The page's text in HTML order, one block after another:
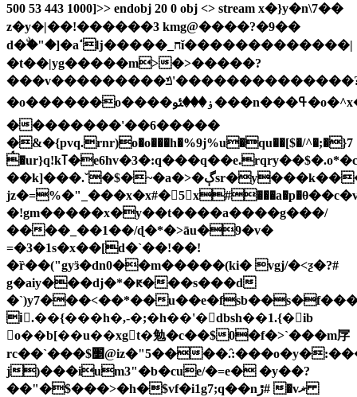
500 53 443 1000]>> endobj 20 0 obj <> stream x�}y�n\7��
z�y�|��!������3 kmg@����?�9��
d�ۨ�"�]�aߵǉ�����_חǐ�������������|
�t��|yg�����m>�>�����?
���v���������ݿ'��������������?
�o������o����ۏ���ﯯ���n���ߟ�ο�^x������k�������w���x=�,hc{_���^�ׇ˗�����?
��������'��6�����
�͔&�{pvq.rnr)o�o���h�%9j%u�qu��[$�/^�;�}7
�ur}q!kߠ�e6hv�3�:q���q��e.rqry��$�.o*�c#�|
��k]���.ˇ�$�~�a�>�ڳsr�y���k���?
jz�=%�"_���x�
�!gm�����x�y��t����a����g���/
����_��1��/ɖ�*�>āu�9�v�
=�3�1s�x��[d�`��!��!
�ȑ��("gyӟ�dn0��m�����(ki� vgj/�<ƺ�?#
g�aiy���dj�*�ԟ���s���d
�`)y7���<��*��
iَ.��{���h�,-�;�h��'�dbsh��1.{�ib
o��b[��u��xgt�勉�c��$0�f�>`���m㞌
rc��`���$׵@iz�"5����.̑:���o�y�:����s�a���(
j)���ium3"�b�cue/�=e� �y��?
��"�$���>�h�$vf�i1g7;q��nڙ# �vޜ